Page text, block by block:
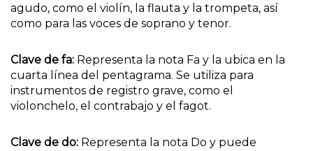
agudo, como el violín, la flauta y la trompeta, así
como para las voces de soprano y tenor.
Clave de fa: Representa la nota Fa y la ubica en la
cuarta línea del pentagrama. Se utiliza para
instrumentos de registro grave, como el
violonchelo, el contrabajo y el fagot.
Clave de do: Representa la nota Do y puede